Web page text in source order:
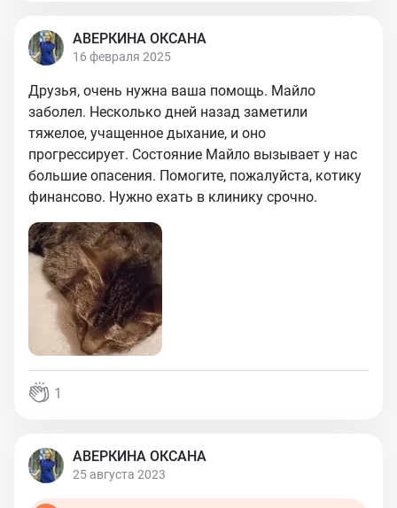
АВЕРКИНА ОКСАНА
16 февраля 2025
Друзья, очень нужна ваша помощь. Майло
заболел. Несколько дней назад заметили
тяжелое, учащенное дыхание, и оно
прогрессирует. Состояние Майло вызывает у нас
большие опасения. Помогите, пожалуйста, котику
финансово. Нужно ехать в клинику срочно.
1
АВЕРКИНА ОКСАНА
25 августа 2023